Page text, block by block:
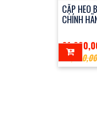
CẶP HEO
CHÍNH